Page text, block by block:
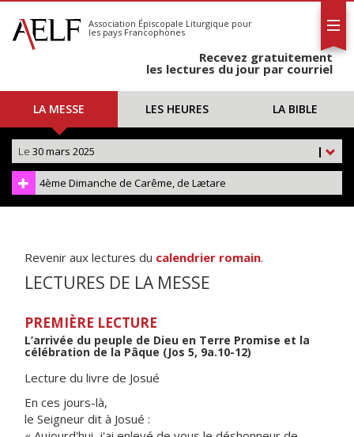
S'abonner
Calendrier
Association Épiscopale Liturgique pour
les pays Francophones
Recevez gratuitement
les lectures du jour par courriel
LA MESSE LES HEURES LA BIBLE
|
Le 30 mars 2025
4ème Dimanche de Carême, de Lætare
Revenir aux lectures du calendrier romain.
LECTURES DE LA MESSE
PREMIÈRE LECTURE
L’arrivée du peuple de Dieu en Terre Promise et la
célébration de la Pâque (Jos 5, 9a.10-12)
Lecture du livre de Josué
En ces jours-là,
le Seigneur dit à Josué :